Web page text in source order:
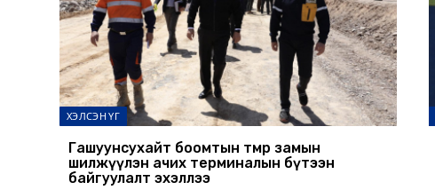
ХЭЛСЭН ҮГ
Гашуунсухайт боомтын төмөр замын
шилжүүлэн ачих терминалын бүтээн
байгуулалт эхэллээ